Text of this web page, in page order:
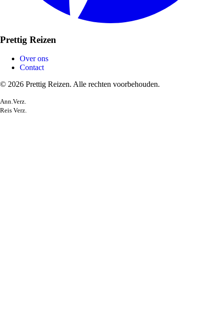
Prettig Reizen
Over ons
Contact
© 2026 Prettig Reizen. Alle rechten voorbehouden.
Ann.Verz.
Reis Verz.